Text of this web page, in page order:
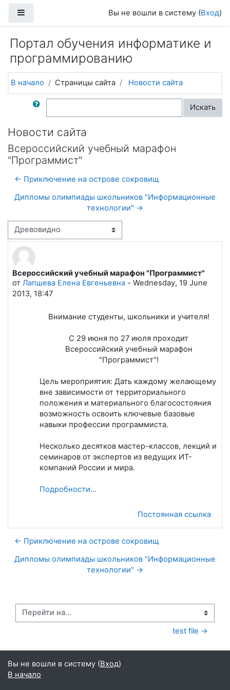
Вы не вошли в систему (Вход)
Портал обучения информатике и
программированию
В начало Страницы сайта Новости сайта
Поиск по форумам Искать
Новости сайта
Всероссийский учебный марафон
"Программист"
← Приключение на острове сокровищ
Дипломы олимпиады школьников "Информационные
технологии" →
Режим отображения
Всероссийский учебный марафон "Программист"
от Лапшева Елена Евгеньевна - Wednesday, 19 June
2013, 18:47
Количество ответов: 0
Внимание студенты, школьники и учителя!
С 29 июня по 27 июля проходит
Всероссийский учебный марафон
"Программист"!
Цель мероприятия: Дать каждому желающему
вне зависимости от территориального
положения и материального благосостояния
возможность освоить ключевые базовые
навыки профессии программиста.
Несколько десятков мастер-классов, лекций и
семинаров от экспертов из ведущих ИТ-
компаний России и мира.
Подробности...
Постоянная ссылка
← Приключение на острове сокровищ
Дипломы олимпиады школьников "Информационные
технологии" →
Перейти на...
test file →
Вы не вошли в систему (Вход)
В начало